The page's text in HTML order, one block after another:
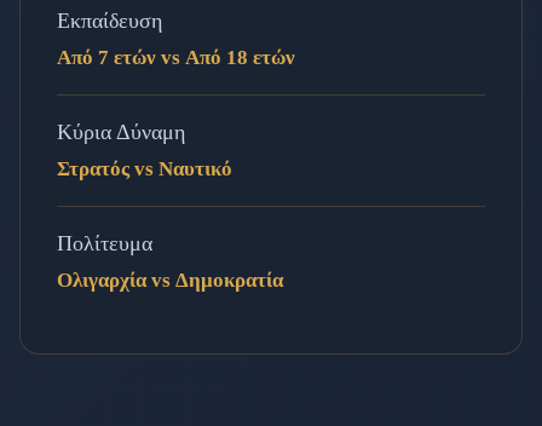
Εκπαίδευση
Από 7 ετών vs Από 18 ετών
Κύρια Δύναμη
Στρατός vs Ναυτικό
Πολίτευμα
Ολιγαρχία vs Δημοκρατία